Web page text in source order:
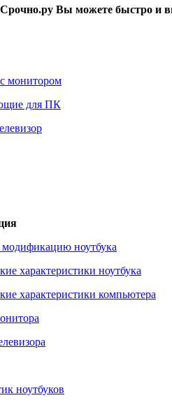
Вы можете быстро и
монитором
для ПК
модификацию ноутбука
характеристики ноутбука
характеристики компьютера
ноутбуков